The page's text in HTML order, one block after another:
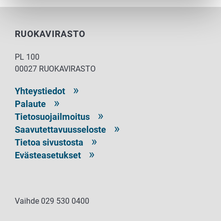
RUOKAVIRASTO
PL 100
00027 RUOKAVIRASTO
Yhteystiedot
Palaute
Tietosuojailmoitus
Saavutettavuusseloste
Tietoa sivustosta
Evästeasetukset
Vaihde 029 530 0400